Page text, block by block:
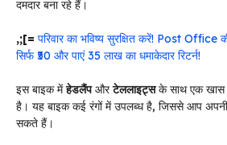
दमदार बना रहे हैं।
,;[= परिवार का भविष्य सुरक्षित करें! Post Office
सिर्फ ₹50 और पाएं 35 लाख का धमाकेदार रिटर्न!
इस बाइक मेंहेडलैंपऔरटेललाइट्सके साथ एक खास
है। यह बाइक कई रंगों में उपलब्ध है, जिससे आप
सकते हैं।